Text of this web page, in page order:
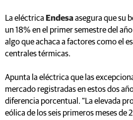
La eléctrica Endesaasegura que su
un 18% en el primer semestre del
algo que achaca a factores como el
centrales térmicas.
Apunta la eléctrica que las
mercado registradas en estos dos
diferencia porcentual. “La elevada
eólica de los seis primeros meses de